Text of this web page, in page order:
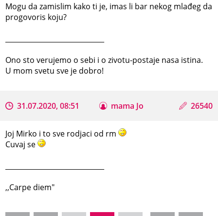
Mogu da zamislim kako ti je, imas li bar nekog mlađeg da
progovoris koju?
Ono sto verujemo o sebi i o zivotu-postaje nasa istina.
U mom svetu sve je dobro!
31.07.2020, 08:51 mama Jo 26540
Joj Mirko i to sve rodjaci od rm
Cuvaj se
,,Carpe diem"